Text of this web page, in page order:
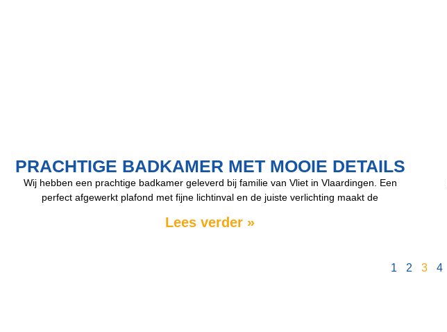
PRACHTIGE BADKAMER MET MOOIE DETAILS
Wij hebben een prachtige badkamer geleverd bij familie van Vliet in Vlaardingen. Een
perfect afgewerkt plafond met fijne lichtinval en de juiste verlichting maakt de
Lees verder »
1 2 3 4